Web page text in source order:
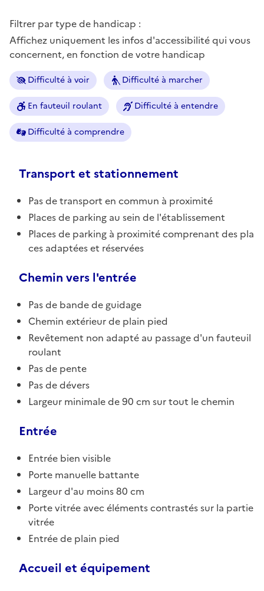
Filtrer par type de handicap :
Affichez uniquement les infos d'accessibilité qui vous
concernent, en fonction de votre handicap
Difficulté à voir Difficulté à marcher
En fauteuil roulant Difficulté à entendre
Difficulté à comprendre
Transport et stationnement
Pas de transport en commun à proximité
Places de parking au sein de l'établissement
Places de parking à proximité comprenant des pla
ces adaptées et réservées
Chemin vers l'entrée
Pas de bande de guidage
Chemin extérieur de plain pied
Revêtement non adapté au passage d'un fauteuil
roulant
Pas de pente
Pas de dévers
Largeur minimale de 90 cm sur tout le chemin
Entrée
Entrée bien visible
Porte manuelle battante
Largeur d'au moins 80 cm
Porte vitrée avec éléments contrastés sur la partie
vitrée
Entrée de plain pied
Accueil et équipement